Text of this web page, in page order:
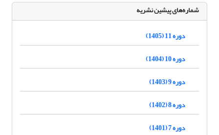
شماره‌های پیشین نشریه
دوره 11 (1405)
دوره 10 (1404)
دوره 9 (1403)
دوره 8 (1402)
دوره 7 (1401)